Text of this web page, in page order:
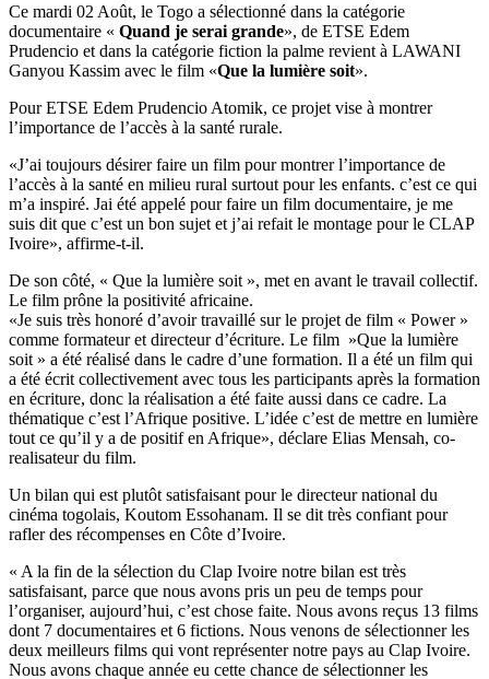
Ce mardi 02 Août, le Togo a sélectionné dans la catégorie
documentaire « Quand je serai grande», de ETSE Edem
Prudencio et dans la catégorie fiction la palme revient à LAWANI
Ganyou Kassim avec le film «Que la lumière soit».
Pour ETSE Edem Prudencio Atomik, ce projet vise à montrer
l’importance de l’accès à la santé rurale.
«J’ai toujours désirer faire un film pour montrer l’importance de
l’accès à la santé en milieu rural surtout pour les enfants. c’est ce qui
m’a inspiré. Jai été appelé pour faire un film documentaire, je me
suis dit que c’est un bon sujet et j’ai refait le montage pour le CLAP
Ivoire», affirme-t-il.
De son côté, « Que la lumière soit », met en avant le travail collectif.
Le film prône la positivité africaine.
«Je suis très honoré d’avoir travaillé sur le projet de film « Power »
comme formateur et directeur d’écriture. Le film »Que la lumière
soit » a été réalisé dans le cadre d’une formation. Il a été un film qui
a été écrit collectivement avec tous les participants après la formation
en écriture, donc la réalisation a été faite aussi dans ce cadre. La
thématique c’est l’Afrique positive. L’idée c’est de mettre en lumière
tout ce qu’il y a de positif en Afrique», déclare Elias Mensah, co-
realisateur du film.
Un bilan qui est plutôt satisfaisant pour le directeur national du
cinéma togolais, Koutom Essohanam. Il se dit très confiant pour
rafler des récompenses en Côte d’Ivoire.
« A la fin de la sélection du Clap Ivoire notre bilan est très
satisfaisant, parce que nous avons pris un peu de temps pour
l’organiser, aujourd’hui, c’est chose faite. Nous avons reçus 13 films
dont 7 documentaires et 6 fictions. Nous venons de sélectionner les
deux meilleurs films qui vont représenter notre pays au Clap Ivoire.
Nous avons chaque année eu cette chance de sélectionner les